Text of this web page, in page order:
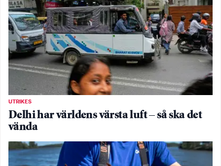
UTRIKES
Delhi har världens värsta luft – så ska det
vända